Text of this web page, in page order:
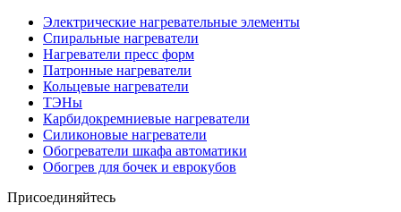
Электрические нагревательные элементы
Спиральные нагреватели
Нагреватели пресс форм
Патронные нагреватели
Кольцевые нагреватели
ТЭНы
Карбидокремниевые нагреватели
Силиконовые нагреватели
Обогреватели шкафа автоматики
Обогрев для бочек и еврокубов
Присоединяйтесь